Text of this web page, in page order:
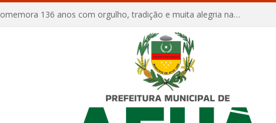
Afuá comemora 136 anos com orgulho, tradição e muita alegria na Quadra Dr. Nelson Salomão